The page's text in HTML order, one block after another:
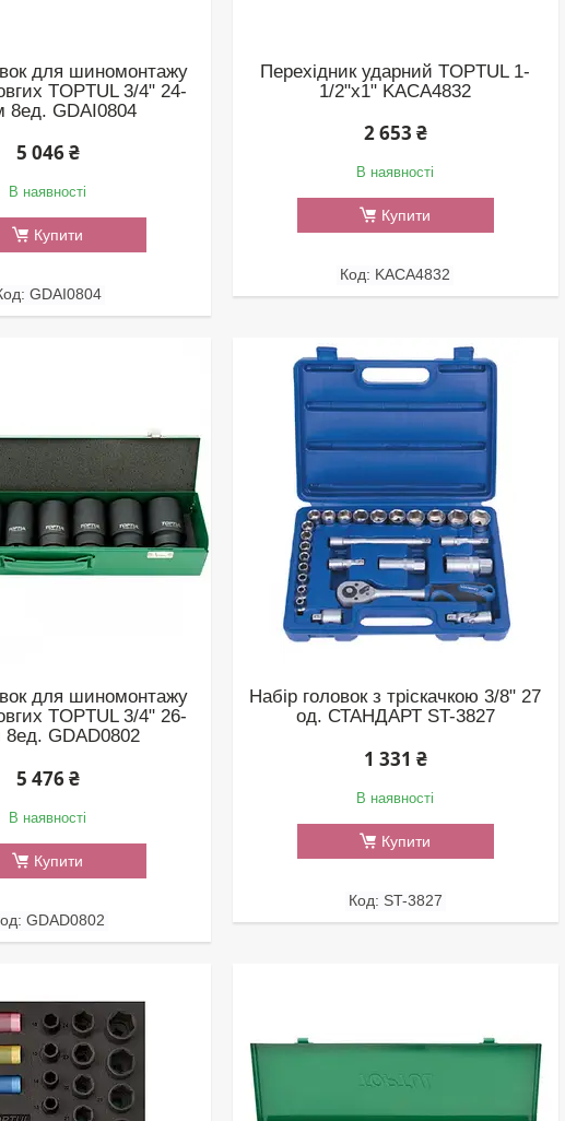
для шиномонтажу
TOPTUL 3/4" 24-
8ед. GDAI0804
5 046 ₴
В наявності
Купити
GDAI0804
Перехідник ударний TOPTUL 1-
1/2"х1" KACA4832
2 653 ₴
В наявності
Купити
KACA4832
для шиномонтажу
TOPTUL 3/4" 26-
GDAD0802
5 476 ₴
В наявності
Купити
GDAD0802
Набір головок з тріскачкою 3/8" 27
од. СТАНДАРТ ST-3827
1 331 ₴
В наявності
Купити
ST-3827